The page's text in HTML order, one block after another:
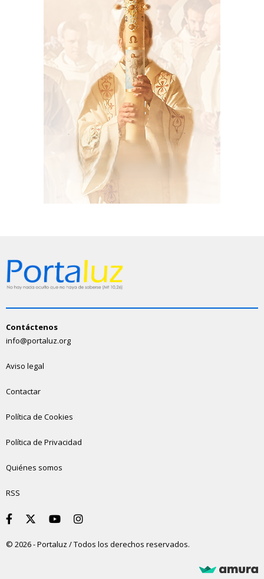
Contáctenos
info@portaluz.org
Aviso legal
Contactar
Política de Cookies
Política de Privacidad
Quiénes somos
RSS
© 2026 - Portaluz / Todos los derechos reservados.